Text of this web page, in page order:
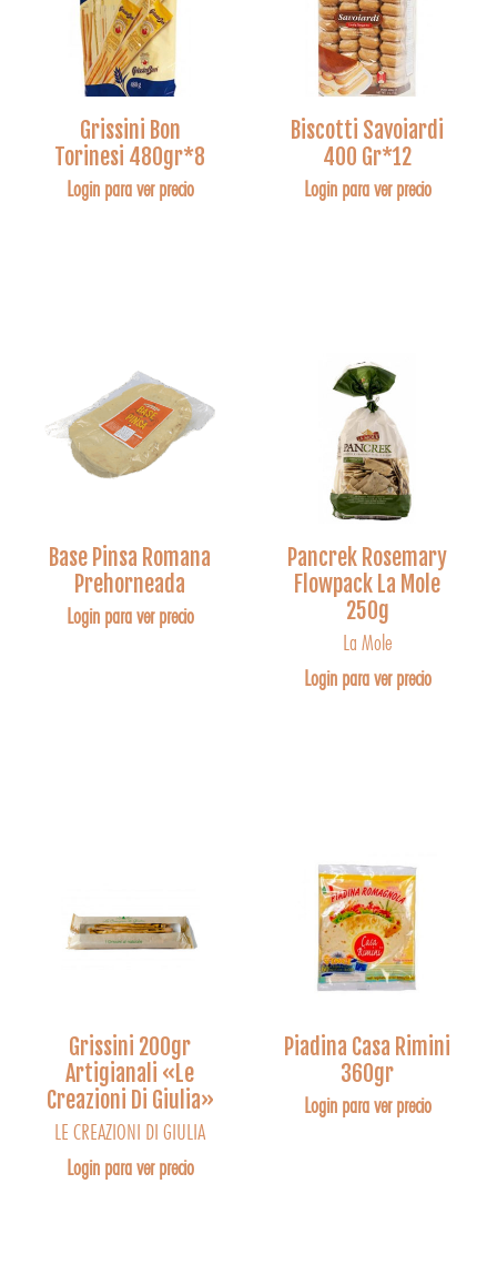
Grissini Bon
Torinesi 480gr*8
Login para ver precio
Biscotti Savoiardi
400 Gr*12
Login para ver precio
Base Pinsa Romana
Prehorneada
Login para ver precio
Pancrek Rosemary
Flowpack La Mole
250g
La Mole
Login para ver precio
Grissini 200gr
Artigianali «Le
Creazioni Di Giulia»
LE CREAZIONI DI GIULIA
Login para ver precio
Piadina Casa Rimini
360gr
Login para ver precio